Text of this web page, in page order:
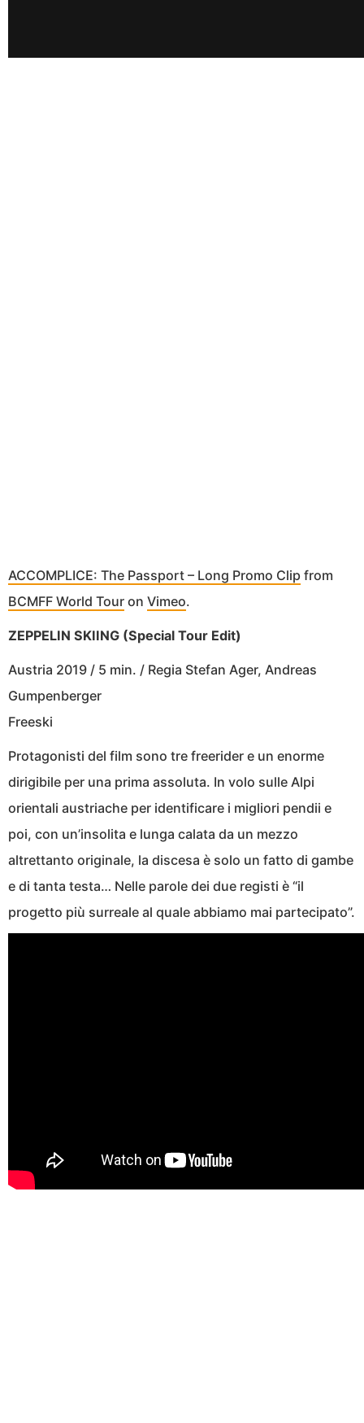
ACCOMPLICE: The Passport – Long Promo Clip from
BCMFF World Tour on Vimeo.
ZEPPELIN SKIING (Special Tour Edit)
Austria 2019 / 5 min. / Regia Stefan Ager, Andreas
Gumpenberger
Freeski
Protagonisti del film sono tre freerider e un enorme
dirigibile per una prima assoluta. In volo sulle Alpi
orientali austriache per identificare i migliori pendii e
poi, con un’insolita e lunga calata da un mezzo
altrettanto originale, la discesa è solo un fatto di gambe
e di tanta testa… Nelle parole dei due registi è “il
progetto più surreale al quale abbiamo mai partecipato”.